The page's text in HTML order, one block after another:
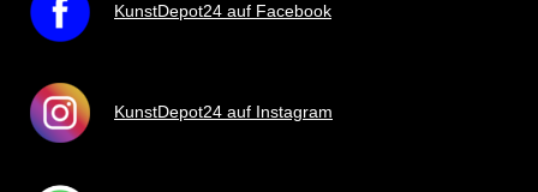
KunstDepot24 auf Facebook
KunstDepot24 auf Instagram